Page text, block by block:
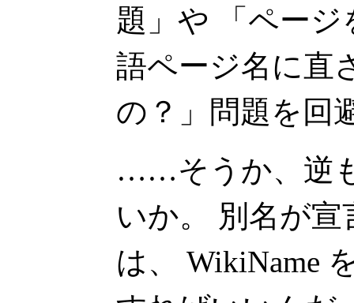
題」や 「ペー
語ページ名に直
の？」問題を回
……そうか、逆
いか。 別名が
は、 WikiName